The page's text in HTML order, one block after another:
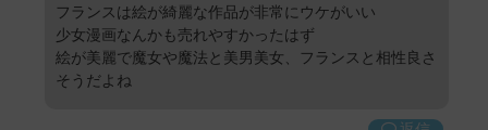
フランスは絵が綺麗な作品が非常にウケがいい
少女漫画なんかも売れやすかったはず
絵が美麗で魔女や魔法と美男美女、フランスと相性良さ
そうだよね